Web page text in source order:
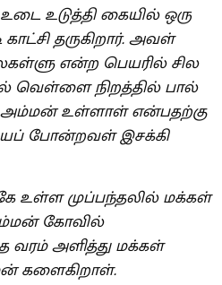
உடுத்தி கையில் ஒரு
தருகிறார். அவள்
என்ற பெயரில் சில
வெள்ளை நிறத்தில் பால்
அம்மன் உள்ளாள் என்பதற்கு
போன்றவள் இசக்கி
உள்ள முப்பந்தலில் மக்கள்
கோவில்
வரம் அளித்து மக்கள்
களைகிறாள்.